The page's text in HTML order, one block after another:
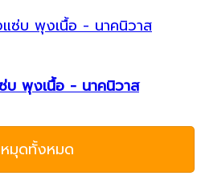
พุงเนื้อ - นาคนิวาส
หมุดทั้งหมด